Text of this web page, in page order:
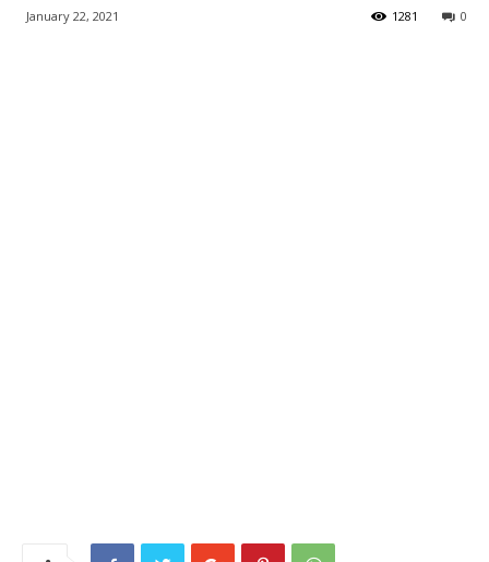
January 22, 2021 0
1281